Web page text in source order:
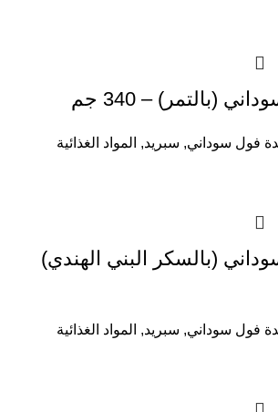
(بالتمر) – 340 جم
فول سوداني, سبريد, المواد الغذائية
(بالسكر البني الهندي)
فول سوداني, سبريد, المواد الغذائية